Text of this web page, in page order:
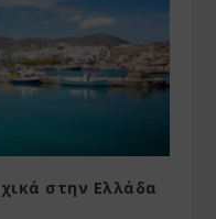
στην Ελλάδα